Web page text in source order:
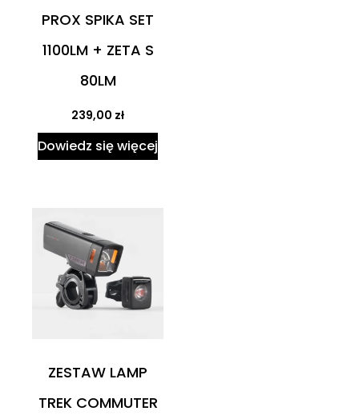
PROX SPIKA SET
1100LM + ZETA S
80LM
239,00 zł
Dowiedz się więcej
ZESTAW LAMP
TREK COMMUTER